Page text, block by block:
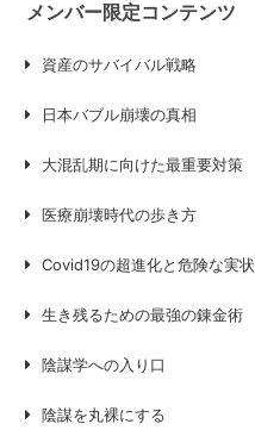
メンバー限定コンテンツ
資産のサバイバル戦略
日本バブル崩壊の真相
大混乱期に向けた最重要対策
医療崩壊時代の歩き方
Covid19の超進化と危険な実状
生き残るための最強の錬金術
陰謀学への入り口
陰謀を丸裸にする